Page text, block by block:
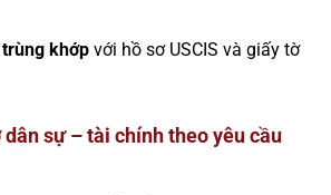
trùng khớp với hồ sơ USCIS và giấy tờ
dân sự – tài chính theo yêu cầu